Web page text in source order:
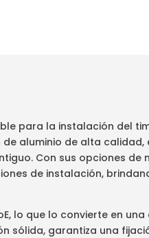
para la instalación del
aluminio de alta
Con sus opciones de
de instalación,
lo que lo convierte en
sólida, garantiza una